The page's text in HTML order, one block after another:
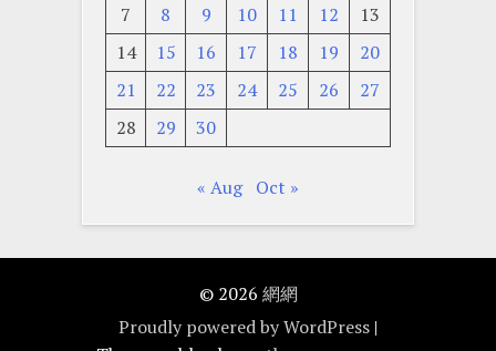
7
8 9 10 11 12
13
14
15 16 17 18 19
20
21
22 23 24 25 26
27
28
29 30
« Aug Oct »
© 2026 網網
Proudly powered by WordPress |